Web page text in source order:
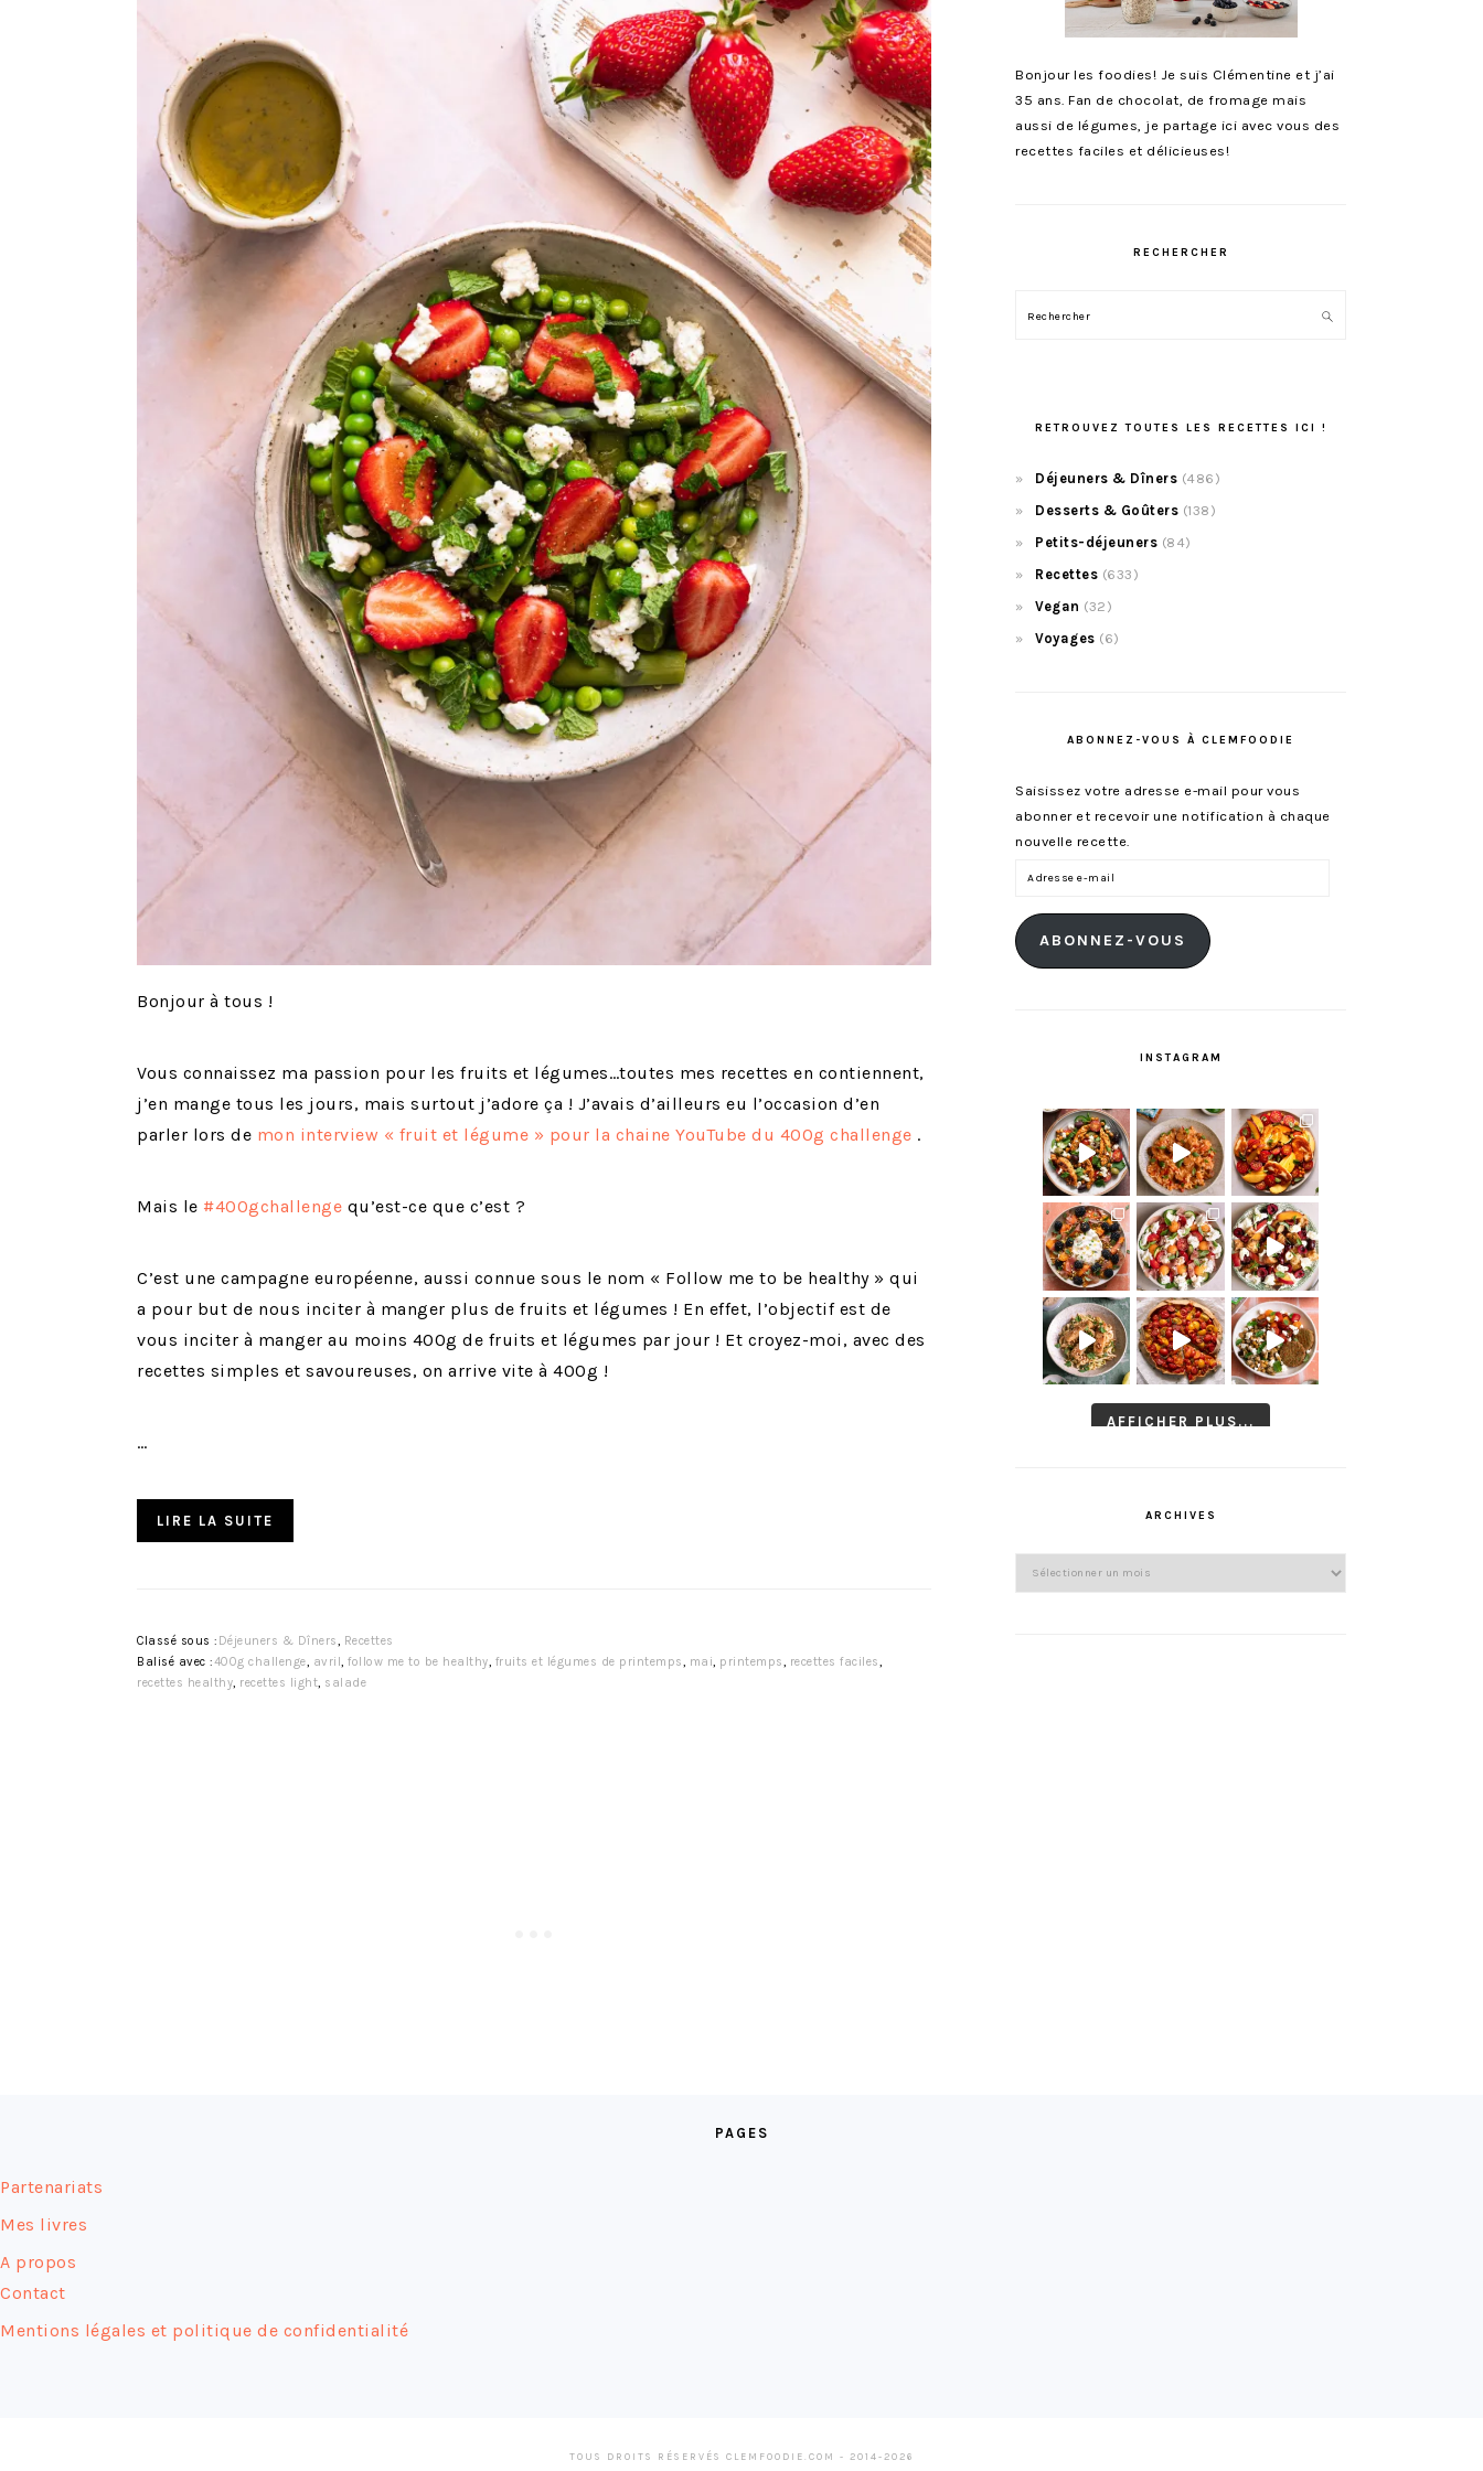
Bonjour à tous !
Vous connaissez ma passion pour les fruits et légumes…toutes mes recettes en contiennent,
j’en mange tous les jours, mais surtout j’adore ça ! J’avais d’ailleurs eu l’occasion d’en
parler lors de mon interview « fruit et légume » pour la chaine YouTube du 400g challenge .
Mais le #400gchallenge qu’est-ce que c’est ?
C’est une campagne européenne, aussi connue sous le nom « Follow me to be healthy » qui
a pour but de nous inciter à manger plus de fruits et légumes ! En effet, l’objectif est de
vous inciter à manger au moins 400g de fruits et légumes par jour ! Et croyez-moi, avec des
recettes simples et savoureuses, on arrive vite à 400g !
…
LIRE LA SUITE
Classé sous : Déjeuners & Dîners, Recettes
Balisé avec :400g challenge, avril , follow me to be healthy, fruits et légumes de printemps, mai, printemps, recettes faciles,
recettes healthy, recettes light, salade
Bonjour les foodies! Je suis Clémentine et j’ai
35 ans. Fan de chocolat, de fromage mais
aussi de légumes, je partage ici avec vous des
recettes faciles et délicieuses!
RECHERCHER
Rechercher
RETROUVEZ TOUTES LES RECETTES ICI !
Déjeuners & Dîners (486)
Desserts & Goûters (138)
Petits-déjeuners (84)
Recettes (633)
Vegan (32)
Voyages (6)
ABONNEZ-VOUS À CLEMFOODIE
Saisissez votre adresse e-mail pour vous
abonner et recevoir une notification à chaque
nouvelle recette.
Adresse
mail
ABONNEZ-VOUS
INSTAGRAM
AFFICHER PLUS...
ARCHIVES
Archives
PAGES
Partenariats
Mes livres
A propos
Contact
Mentions légales et politique de confidentialité
TOUS DROITS RÉSERVÉS CLEMFOODIE.COM - 2014-2026